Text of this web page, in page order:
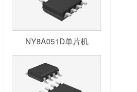
NY8A051D单片机